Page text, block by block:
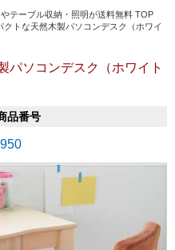
テーブル収納・照明が送料無料 TOP
クトな天然木製パソコンデスク（ホワイ
パソコンデスク（ホワイト
品番号